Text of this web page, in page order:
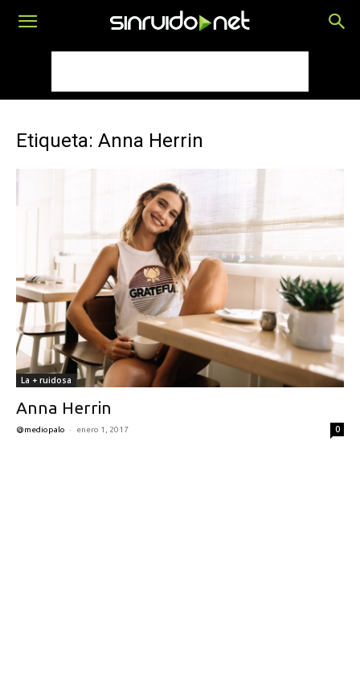
Etiqueta: Anna Herrin
La + ruidosa
Anna Herrin
@mediopalo - enero 1, 2017 0